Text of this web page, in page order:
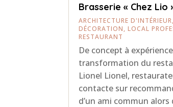
Brasserie « Chez Lio
ARCHITECTURE D'INTÉRIEUR
DÉCORATION,LOCAL
RESTAURANT
De concept à
transformation du
Lionel Lionel,
contacte sur
d’un ami commun alors